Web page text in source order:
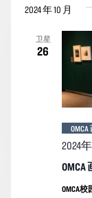
择
期。
2024 年 10 月
卫星
26
2024
OMCA校